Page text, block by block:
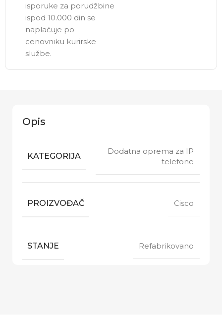
isporuke za porudžbine
ispod 10.000 din se
naplaćuje po
cenovniku kurirske
službe.
Opis
KATEGORIJA
Dodatna oprema za IP
telefone
PROIZVOĐAČ Cisco
STANJE Refabrikovano